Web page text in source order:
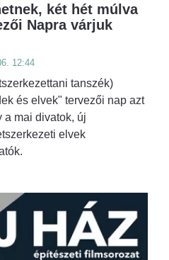
két hét múlva
Napra várjuk
12:44
tanszék)
és elvek" tervezői nap azt
a mai divatok, új
elvek